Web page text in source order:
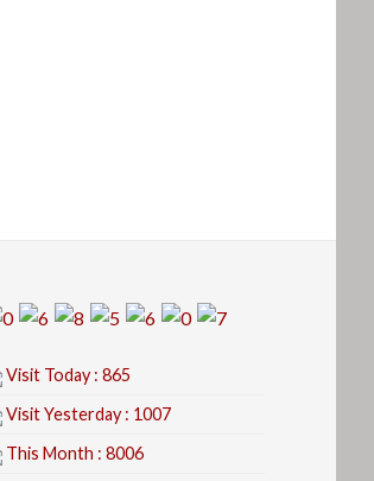
Visit Today : 865
Visit Yesterday : 1007
This Month : 8006